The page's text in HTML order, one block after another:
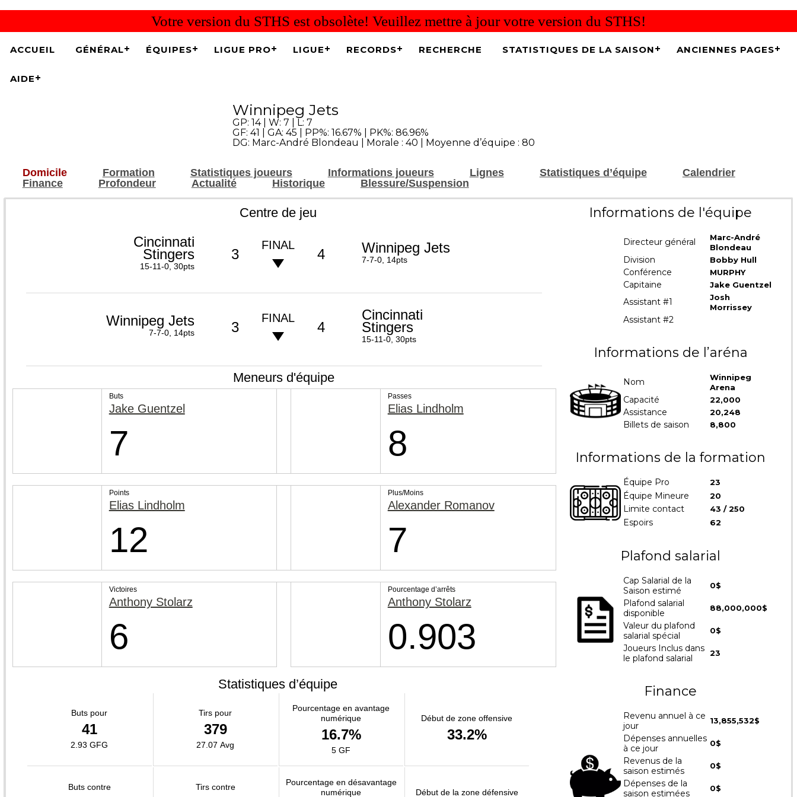
Votre version du STHS est obsolète! Veuillez mettre à jour votre version du STHS!
ACCUEIL GÉNÉRAL ÉQUIPES LIGUE PRO LIGUE RECORDS RECHERCHE STATISTIQUES DE LA SAISON ANCIENNES PAGES
AIDE
Winnipeg Jets
GP: 14 | W: 7 | L: 7
GF: 41 | GA: 45 | PP%: 16.67% | PK%: 86.96%
DG: Marc-André Blondeau | Morale : 40 | Moyenne d’équipe : 80
Domicile Formation Statistiques joueurs Informations joueurs Lignes Statistiques d’équipe
Calendrier
Finance
Profondeur Actualité Historique Blessure/Suspension
Centre de jeu
Cincinnati
Stingers
15-11-0, 30pts
3
FINAL
4 Winnipeg Jets
7-7-0, 14pts
Winnipeg Jets
7-7-0, 14pts 3
FINAL
4
Cincinnati
Stingers
15-11-0, 30pts
Meneurs d'équipe
Buts
Jake Guentzel
7
Passes
Elias Lindholm
8
Points
Elias Lindholm
12
Plus/Moins
Alexander Romanov
7
Victoires
Anthony Stolarz
6
Pourcentage d’arrêts
Anthony Stolarz
0.903
Statistiques d’équipe
Buts pour
41
2.93 GFG
Tirs pour
379
27.07 Avg
Pourcentage en avantage
numérique
16.7%
5 GF
Début de zone offensive
33.2%
Buts contre Tirs contre
Pourcentage en désavantage
numérique
Début de la zone défensive
Informations de l'équipe
Directeur général
Marc-André
Blondeau
Division Bobby Hull
Conférence MURPHY
Capitaine Jake Guentzel
Assistant #1
Josh
Morrissey
Assistant #2
Informations de l’aréna
Nom
Winnipeg
Arena
Capacité 22,000
Assistance 20,248
Billets de saison 8,800
Informations de la formation
Équipe Pro 23
Équipe Mineure 20
Limite contact 43 / 250
Espoirs 62
Plafond salarial
Cap Salarial de la
Saison estimé
0$
Plafond salarial
disponible
88,000,000$
Valeur du plafond
salarial spécial
0$
Joueurs Inclus dans
le plafond salarial
23
Finance
Revenu annuel à ce
jour
13,855,532$
Dépenses annuelles
à ce jour
0$
Revenus de la
saison estimés
0$
Dépenses de la
saison estimées
0$